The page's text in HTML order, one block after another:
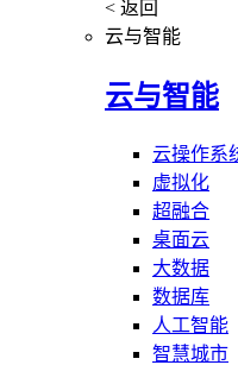
< 返回
云与智能
云与智能
云操作系
虚拟化
超融合
桌面云
大数据
数据库
人工智能
智慧城市